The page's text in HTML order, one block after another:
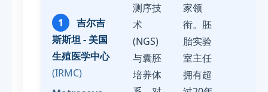
1
吉尔吉
斯斯坦 - 美国
生殖医学中心
(IRMC)
测序技
术
(NGS)
与囊胚
培养体
家领
衔。胚
胎实验
室主任
拥有超